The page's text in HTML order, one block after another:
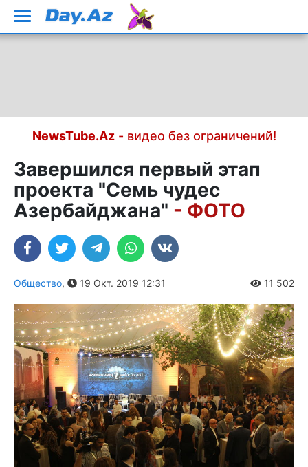
NewsTube.Az- видео без ограничений!
Завершился первый этап
проекта "Семь чудес
Азербайджана" - ФОТО
Общество, 19 Окт. 2019 12:31 11 502